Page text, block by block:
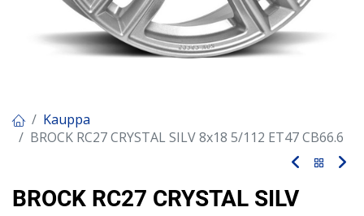
Kauppa
BROCK RC27 CRYSTAL SILV 8x18 5/112 ET47 CB66.6
BROCK RC27 CRYSTAL SILV